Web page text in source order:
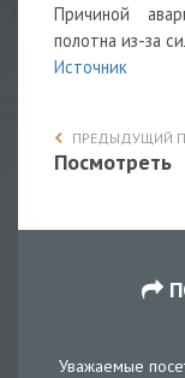
Причиной
полотна из-за
Источник
ПРЕДЫДУЩИЙ
Посмотреть
Уважаемые